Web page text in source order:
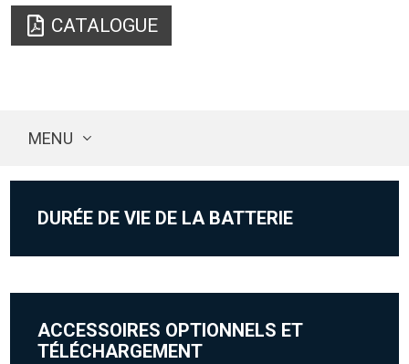
CATALOGUE
MENU
DURÉE DE VIE DE LA BATTERIE
ACCESSOIRES OPTIONNELS ET
TÉLÉCHARGEMENT